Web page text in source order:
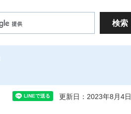
更新日：2023年8月4日